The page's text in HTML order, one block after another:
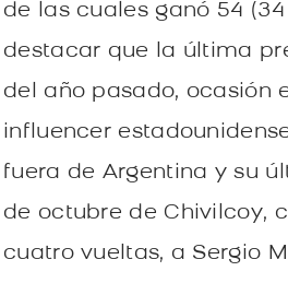
de las cuales ganó 54
destacar que la última
del año pasado, ocasión
influencer
fuera de Argentina y su
de octubre de Chivilcoy,
cuatro vueltas, a Sergio